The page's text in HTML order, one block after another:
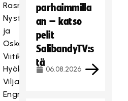
Rasmus
Nyström
ja
Oskari
Viitikka.
Hyökkääjät:
Viljami
Engman,
parhaimmilla
an – katso
pelit
SalibandyTV:s
tä
06.08.2026